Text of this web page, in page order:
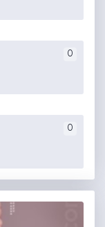
0
0